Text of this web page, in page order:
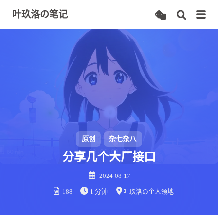
叶玖洛の笔记
原创 杂七杂八
分享几个大厂接口
2024-08-17
188 1 分钟 叶玖洛の个人领地